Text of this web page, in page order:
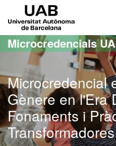
Ves al contingut principal
Ves a la navegació de la pàgina
Microcredencials
Microcredencial
Gènere en l'Era
Fonaments i
Transformadores